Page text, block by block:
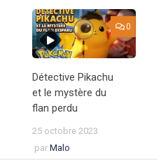
0
Détective Pikachu
et le mystère du
flan perdu
25 octobre 2023
par Malo